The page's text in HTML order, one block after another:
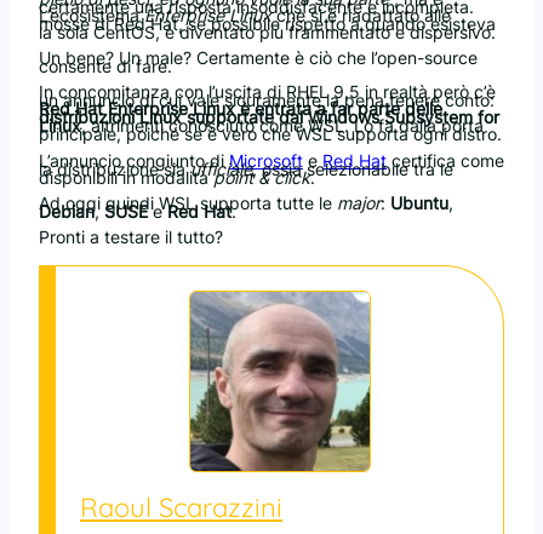
certamente una risposta insoddisfacente e incompleta.
L’ecosistemaEnterprise Linuxche si è riadattato alle
mosse di Red Hat, se possibile rispetto a quando esisteva
la sola CentOS, è diventato più frammentato e dispersivo.
Un bene? Un male? Certamente è ciò che l’open-source
consente di fare.
In concomitanza con l’uscita di RHEL 9.5 in realtà però c’è
un annuncio di cui vale sicuramente la pena tenere conto:
Red Hat Enterprise Linux è entrata a far parte delle
distribuzioni Linux supportate dal Windows Subsystem for
Linux, altrimenti conosciuto come WSL. Lo fa dalla porta
principale, poiché se è vero che WSL supporta ogni distro.
L’annuncio congiunto di Microsoft e Red Hat certifica come
la distribuzione siaufficiale, ossia selezionabile tra le
disponibili in modalitàpoint & click.
Ad oggi quindi WSL supporta tutte le major: Ubuntu,
Debian,SUSEeRed Hat.
Pronti a testare il tutto?
Raoul Scarazzini